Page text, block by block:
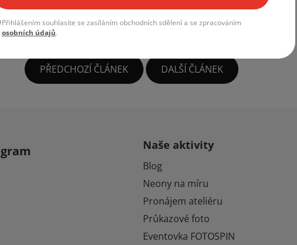
otočný fotokoutek 360?"
PŘEDCHOZÍ ČLÁNEK DALŠÍ ČLÁNEK
Naše aktivity
Blog
Neony na míru
Pronájem ateliéru
Průkazové foto
Eventovka FOTOSPIN
Přihlášením souhlasíte se zasíláním obchodních sdělení a se zpracováním
osobních údajů.